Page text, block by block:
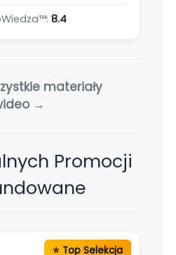
8.4
materiały
→
Promocji